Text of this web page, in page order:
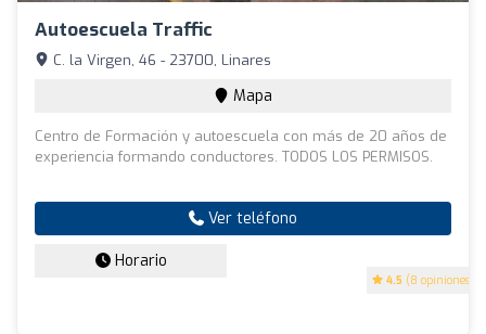
Autoescuela Traffic
4.5 (8 opiniones)
C. la Virgen, 46 - 23700, Linares
Mapa
Centro de Formación y autoescuela con más de 20 años de
experiencia formando conductores. TODOS LOS PERMISOS.
Ver teléfono
Horario